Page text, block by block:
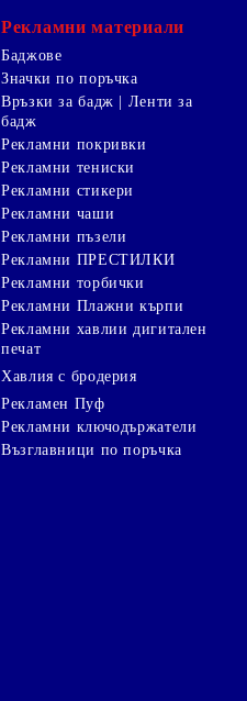
Рекламни материали
Баджове
Значки по поръчка
Връзки за бадж | Ленти за
бадж
Рекламни покривки
Рекламни тениски
Рекламни стикери
Рекламни чаши
Рекламни пъзели
Рекламни ПРЕСТИЛКИ
Рекламни торбички
Рекламни Плажни кърпи
Рекламни хавлии дигитален
печат
Хавлия с бродерия
Рекламен Пуф
Рекламни ключодържатели
Възглавници по поръчка